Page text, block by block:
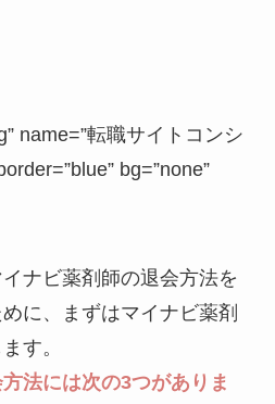
name=”転職サイトコンシ
bg=”none”
ナビ薬剤師の退会方法を
に、まずはマイナビ薬剤
す。
法には次の3つがありま